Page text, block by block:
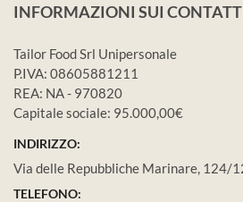
INFORMAZIONI SUI
Tailor Food Srl Unipersonale
P.IVA: 08605881211
REA: NA - 970820
Capitale sociale: 95.000,00€
INDIRIZZO:
Via delle Repubbliche Marinare, 124/
TELEFONO: